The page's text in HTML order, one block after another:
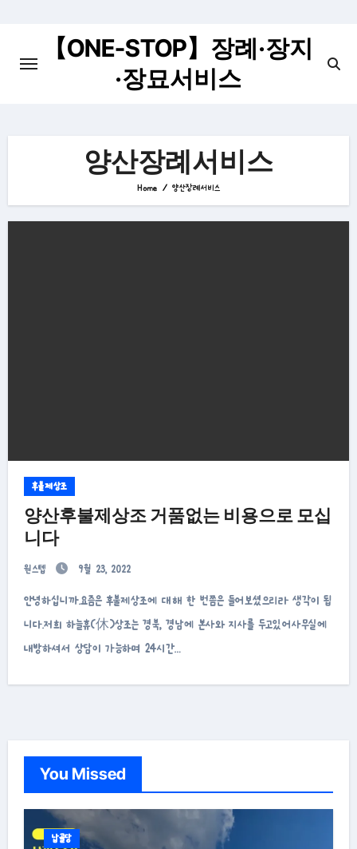
【ONE-STOP】장례·장지
·장묘서비스
양산장례서비스
Home 양산장례서비스
후불제상조
양산후불제상조 거품없는 비용으로 모십
니다
원스텝 9월 23, 2022
안녕하십니까.요즘은 후불제상조에 대해 한 번쯤은 들어보셨으리라 생각이 됩
니다.저희 하늘휴(休)상조는 경북, 경남에 본사와 지사를 두고있어사무실에
내방하셔서 상담이 가능하며 24시간…
You Missed
납골당